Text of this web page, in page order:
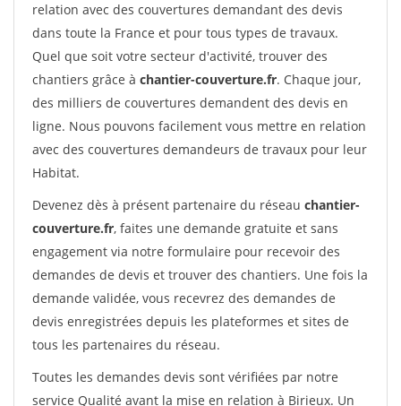
relation avec des couvertures demandant des devis
dans toute la France et pour tous types de travaux.
Quel que soit votre secteur d'activité, trouver des
chantiers grâce à chantier-couverture.fr. Chaque jour,
des milliers de couvertures demandent des devis en
ligne. Nous pouvons facilement vous mettre en relation
avec des couvertures demandeurs de travaux pour leur
Habitat.
Devenez dès à présent partenaire du réseau chantier-
couverture.fr, faites une demande gratuite et sans
engagement via notre formulaire pour recevoir des
demandes de devis et trouver des chantiers. Une fois la
demande validée, vous recevrez des demandes de
devis enregistrées depuis les plateformes et sites de
tous les partenaires du réseau.
Toutes les demandes devis sont vérifiées par notre
service Qualité avant la mise en relation à Birieux. Un